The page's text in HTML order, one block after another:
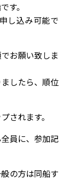
す。
し込み可能で
お願い致しま
したら、順位
されます。
員に、参加記
の方は同船す